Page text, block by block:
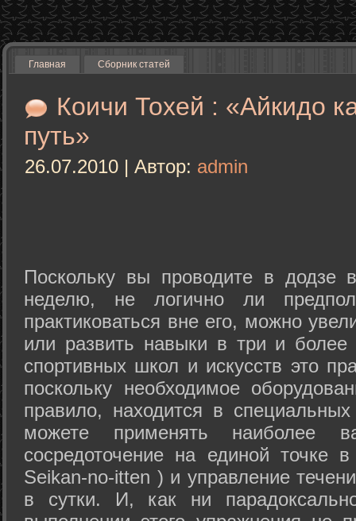
Главная Сборник статей
Коичи Тохей : «Айкидо
путь»
26.07.2010 | Автор: admin
Поскольку вы проводите в додзе
неделю, не логично ли
практиковаться вне его, можно
или развить навыки в три и
спортивных школ и искусств это
поскольку необходимое
правило, находится в
можете применять наиболее
сосредоточение на единой точке
Seikan-­no-­itten ) и управление
в сутки. И, как ни